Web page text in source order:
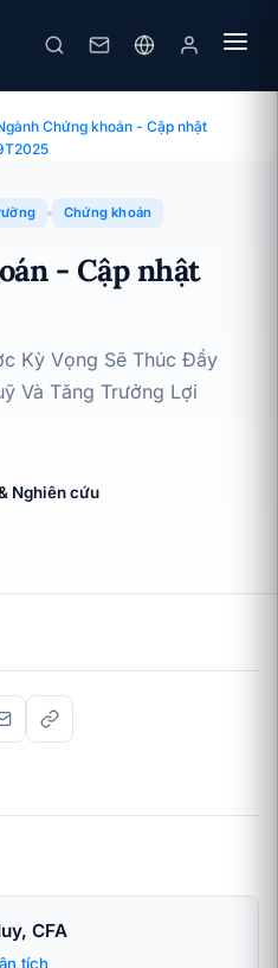
Cập nhật 9T2025
· 17/11/2025
Chứng khoán - Cập nhật
Chứng khoán
- Cập nhật
Kỳ Vọng Sẽ Thúc Đẩy
Và Tăng Trưởng Lợi
Nghiên cứu
CFA
tích